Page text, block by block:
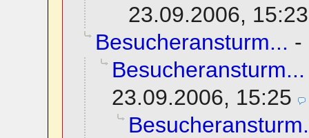
23.09.2006, 15:23
Besucheransturm... -
Besucheransturm...
23.09.2006, 15:25